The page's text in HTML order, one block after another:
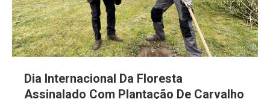
Dia Internacional Da Floresta
Assinalado Com Plantação De Carvalho